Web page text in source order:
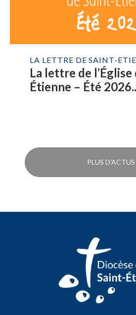
LA LETTRE DE SAINT-
La lettre de l’Église
Étienne – Été
PLUS D'ACTUS